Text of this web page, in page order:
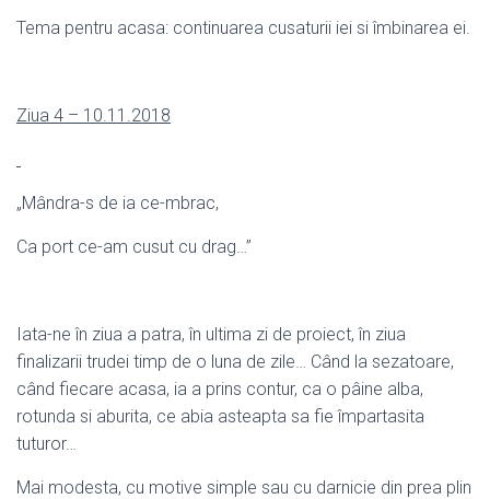
Tema pentru acasa: continuarea cusaturii iei si îmbinarea ei.
Ziua 4 – 10.11.2018
„Mândra-s de ia ce-mbrac,
Ca port ce-am cusut cu drag…”
Iata-ne în ziua a patra, în ultima zi de proiect, în ziua
finalizarii trudei timp de o luna de zile… Când la sezatoare,
când fiecare acasa, ia a prins contur, ca o pâine alba,
rotunda si aburita, ce abia asteapta sa fie împartasita
tuturor…
Mai modesta, cu motive simple sau cu darnicie din prea plin